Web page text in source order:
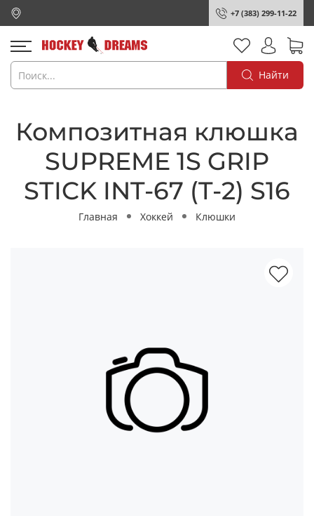
+7 (383) 299-11-22
Найти
Композитная клюшка
SUPREME 1S GRIP
STICK INT-67 (T-2) S16
Главная Хоккей Клюшки